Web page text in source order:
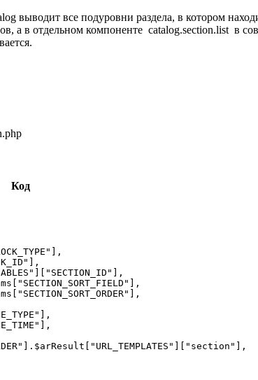
выводит все подуровни раздела, в котором
а в отдельном компоненте catalog.section.list в
Код